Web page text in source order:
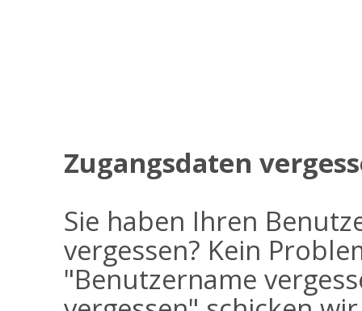
Zugangsdaten
Sie haben Ihren
vergessen? Kein
"Benutzername